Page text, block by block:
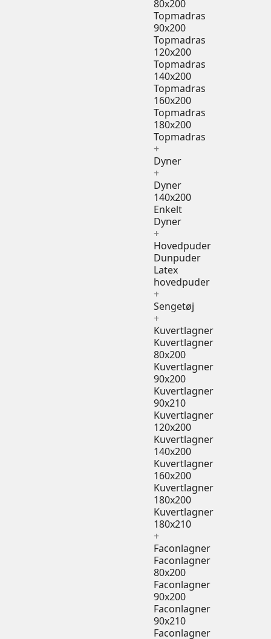
80x200
Topmadras
90x200
Topmadras
120x200
Topmadras
140x200
Topmadras
160x200
Topmadras
180x200
Topmadras
+
Dyner
+
Dyner
140x200
Enkelt
Dyner
+
Hovedpuder
Dunpuder
Latex
hovedpuder
+
Sengetøj
+
Kuvertlagner
Kuvertlagner
80x200
Kuvertlagner
90x200
Kuvertlagner
90x210
Kuvertlagner
120x200
Kuvertlagner
140x200
Kuvertlagner
160x200
Kuvertlagner
180x200
Kuvertlagner
180x210
+
Faconlagner
Faconlagner
80x200
Faconlagner
90x200
Faconlagner
90x210
Faconlagner